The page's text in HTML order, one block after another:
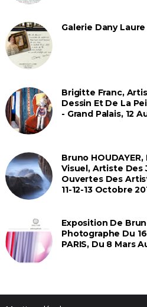
Galerie Dany Laure
Brigitte Franc,
Dessin Et De La
- Grand Palais, 12
Bruno
Visuel, Artiste Des
Ouvertes Des
11-12-13 Octobre
Exposition De
Photographe Du
PARIS, Du 8 Mars